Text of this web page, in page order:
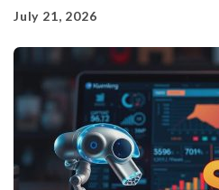
July 21, 2026